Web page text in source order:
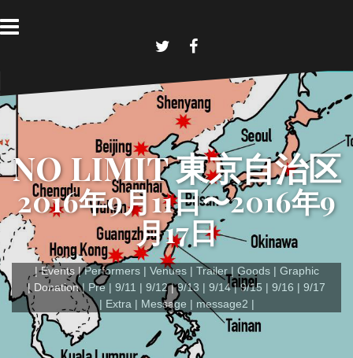
ン
ス
ッ
プ
i
t
t
e
c
b
k
NO LIMIT 東京自治区
2016年9月11日〜2016年9
月17日
Events Performers Venues Trailer Goods
Graphic
Donation
Pre 9/11 9/12 9/13 9/14 9/15 9/16
9/17
Extra
Message message2